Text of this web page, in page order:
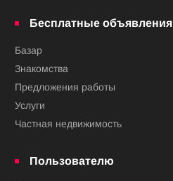
Бесплатные объявления
Базар
Знакомства
Предложения работы
Услуги
Частная недвижимость
Пользователю